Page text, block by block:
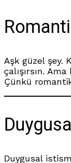
Aşk güzel şey.
çalışırsın.
Çünkü
Duygusal